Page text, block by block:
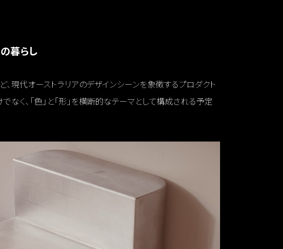
の暮らし
、現代オーストラリアのデザインシーンを象徴するプロダクト
なく、「色」と「形」を横断的なテーマとして構成される予定